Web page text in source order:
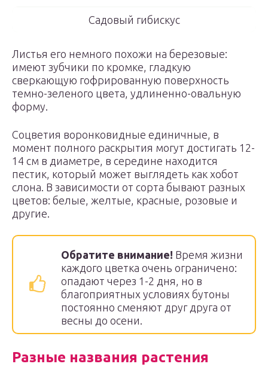
Садовый гибискус
Листья его немного похожи на березовые:
имеют зубчики по кромке, гладкую
сверкающую гофрированную поверхность
темно-зеленого цвета, удлиненно-овальную
форму.
Соцветия воронковидные единичные, в
момент полного раскрытия могут достигать 12-
14 см в диаметре, в середине находится
пестик, который может выглядеть как хобот
слона. В зависимости от сорта бывают разных
цветов: белые, желтые, красные, розовые и
другие.
Обратите внимание! Время жизни
каждого цветка очень ограничено:
опадают через 1-2 дня, но в
благоприятных условиях бутоны
постоянно сменяют друг друга от
весны до осени.
Разные названия растения